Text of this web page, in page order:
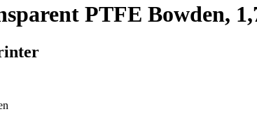
PTFE Bowden,